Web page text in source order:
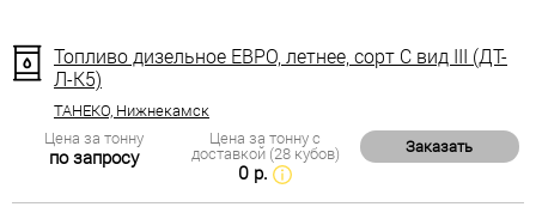
Топливо дизельное ЕВРО, летнее, сорт С вид III (ДТ-
Л-К5)
ТАНЕКО, Нижнекамск
Цена за тонну
по запросу
Цена за тонну с
доставкой (28 кубов)
0 р.
Заказать